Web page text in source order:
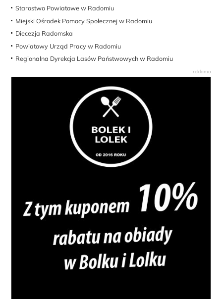
Starostwo Powiatowe w Radomiu
Miejski Ośrodek Pomocy Społecznej w Radomiu
Diecezja Radomska
Powiatowy Urząd Pracy w Radomiu
Regionalna Dyrekcja Lasów Państwowych w Radomiu